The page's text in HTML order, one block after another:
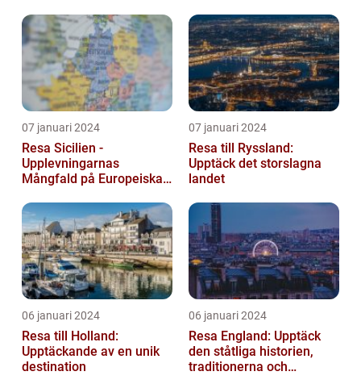
07 januari 2024
Resa Sicilien -
Upplevningarnas
Mångfald på Europeiska
07 januari 2024
Resa till Ryssland:
Upptäck det storslagna
landet
06 januari 2024
Resa till Holland:
Upptäckande av en unik
destination
06 januari 2024
Resa England: Upptäck
den ståtliga historien,
traditionerna och